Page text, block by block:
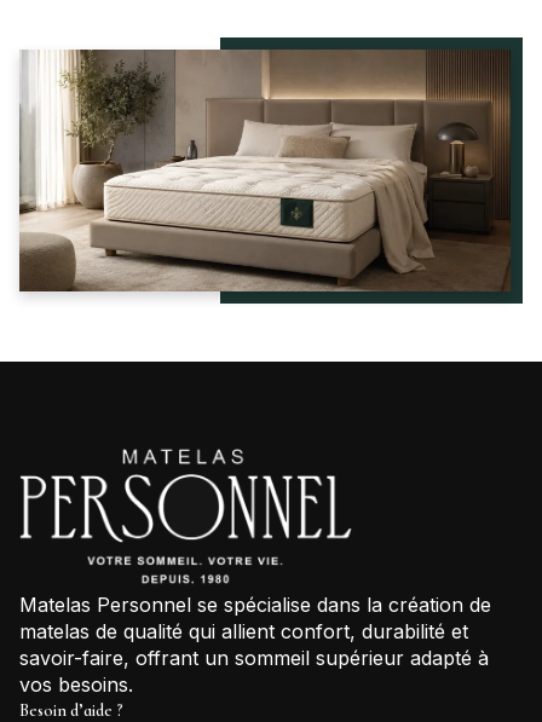
Matelas Personnel se spécialise dans la création de
matelas de qualité qui allient confort, durabilité et
savoir-faire, offrant un sommeil supérieur adapté à
vos besoins.
Besoin d’aide ?